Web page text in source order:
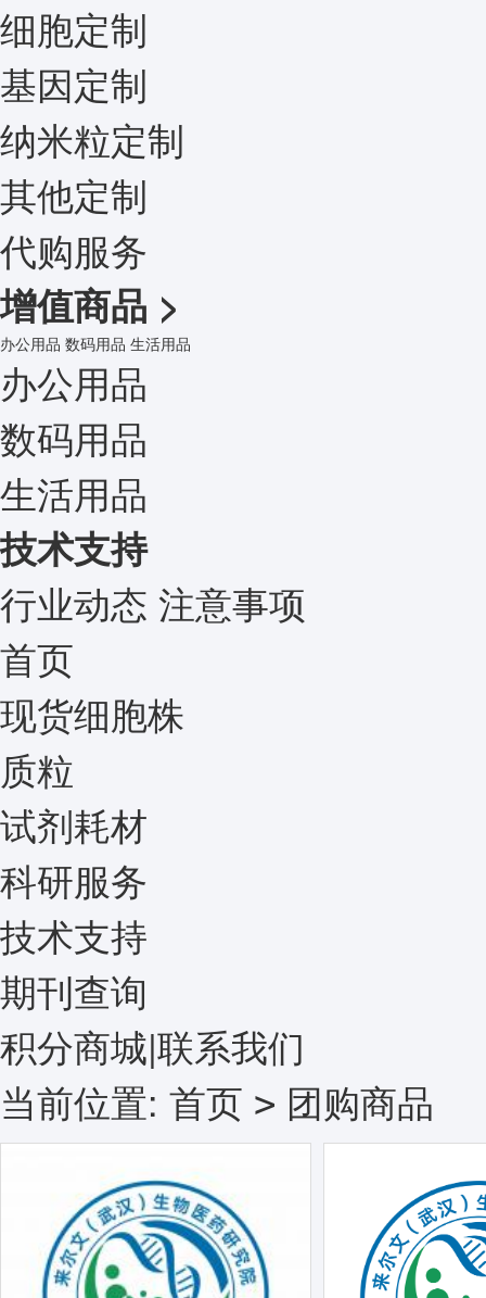
细胞定制
基因定制
纳米粒定制
其他定制
代购服务
增值商品 >
办公用品 数码用品 生活用品
办公用品
数码用品
生活用品
技术支持
行业动态 注意事项
首页
现货细胞株
质粒
试剂耗材
科研服务
技术支持
期刊查询
积分商城|联系我们
当前位置: 首页 > 团购商品